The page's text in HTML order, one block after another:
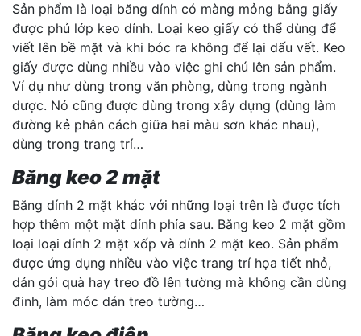
Sản phẩm là loại băng dính có màng mỏng bằng giấy
được phủ lớp keo dính. Loại keo giấy có thể dùng để
viết lên bề mặt và khi bóc ra không để lại dấu vết. Keo
giấy được dùng nhiều vào việc ghi chú lên sản phẩm.
Ví dụ như dùng trong văn phòng, dùng trong ngành
dược. Nó cũng được dùng trong xây dựng (dùng làm
đường kẻ phân cách giữa hai màu sơn khác nhau),
dùng trong trang trí…
Băng keo 2 mặt
Băng dính 2 mặt khác với những loại trên là được tích
hợp thêm một mặt dính phía sau. Băng keo 2 mặt gồm
loại loại dính 2 mặt xốp và dính 2 mặt keo. Sản phẩm
được ứng dụng nhiều vào việc trang trí họa tiết nhỏ,
dán gói quà hay treo đồ lên tường mà không cần dùng
đinh, làm móc dán treo tường…